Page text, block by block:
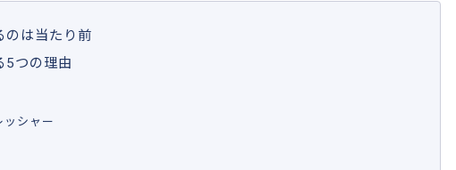
のは当たり前
5つの理由
ッシャー